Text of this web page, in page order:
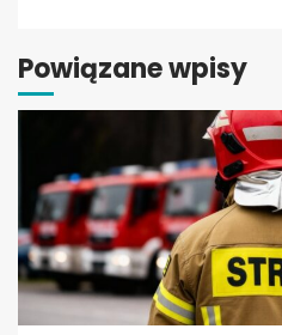
Powiązane wpisy